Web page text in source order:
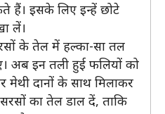
हैं। इसके लिए इन्हें छोटे
लें।
के तेल में हल्का-सा तल
अब इन तली हुई फलियों को
मेथी दानों के साथ मिलाकर
का तेल डाल दें, ताकि